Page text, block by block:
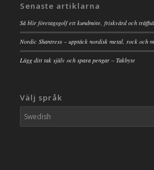
Senaste artiklarna
Så blir företagsgolf ett kundmöte, friskvård och
Nordic Shantress – upptäck nordisk metal, rock och
Lägg ditt tak själv och spara pengar – Takbyte
Välj språk